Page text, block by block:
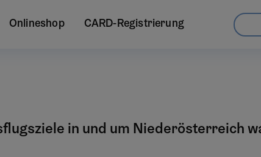
Onlineshop CARD-Registrierung
in und um Niederösterreich